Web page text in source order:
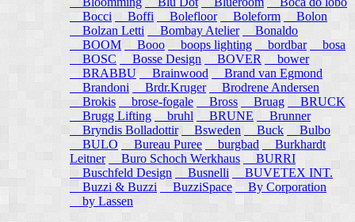
Bocci
Boffi Bolefloor Boleform
Bolon
Bolzan Letti
Bombay Atelier
Bonaldo
BOOM
Booo boops lighting bordbar
bosa
BOSC
Bosse Design BOVER
bower
BRABBU
Brainwood
Brand van Egmond
Brandoni
Brdr.Kruger
Brodrene Andersen
Brokis
brose-fogale Bross Bruag
BRUCK
Brugg Lifting
bruhl BRUNE
Brunner
Bryndis Bolladottir
Bsweden Buck
Bulbo
BULO
Bureau Puree burgbad
Burkhardt
Leitner
Buro Schoch Werkhaus
BURRI
Buschfeld Design
Busnelli
BUVETEX INT.
Buzzi & Buzzi
BuzziSpace By Corporation
by Lassen